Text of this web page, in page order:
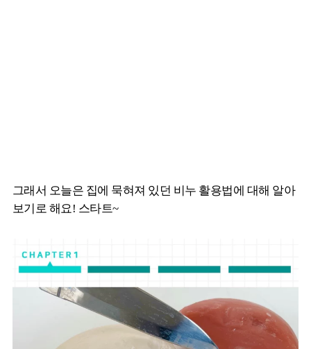
그래서 오늘은 집에 묵혀져 있던 비누 활용법에 대해 알아
보기로 해요! 스타트~